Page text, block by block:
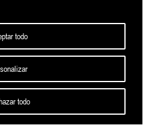
todo
todo
ARCHIVE CONTACT